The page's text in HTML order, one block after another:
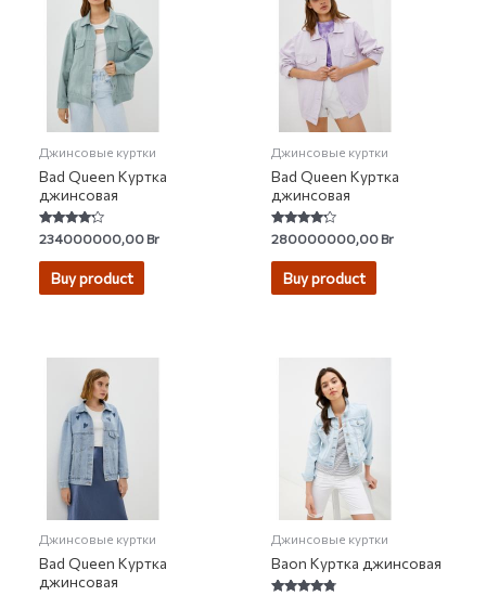
Джинсовые куртки
Bad Queen Куртка
джинсовая
Rated
4.00
out of 5
234000000,00Br
Buy product
Джинсовые куртки
Bad Queen Куртка
джинсовая
Rated
4.00
out of 5
280000000,00Br
Buy product
Джинсовые куртки
Bad Queen Куртка
джинсовая
Джинсовые куртки
Baon Куртка джинсовая